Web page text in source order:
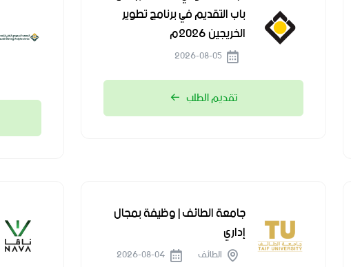
باب التقديم في برنامج تطوير
الخريجين 2026م
تقديم الطلب
جامعة الطائف | وظيفة بمجال
إداري
الطائف